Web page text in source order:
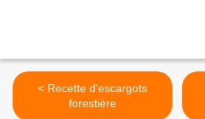
< Recette d'escargots
forestière